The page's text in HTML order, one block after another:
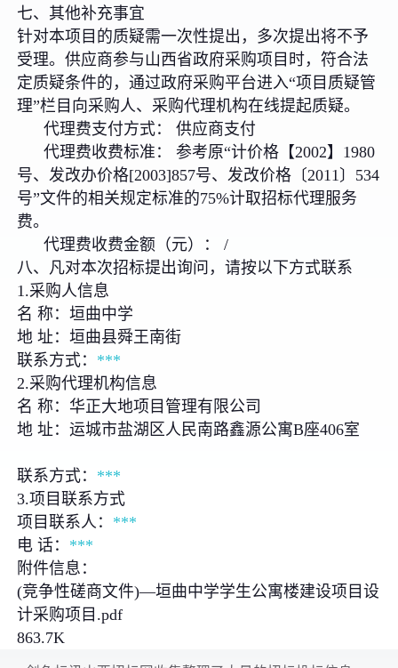
七、其他补充事宜
针对本项目的质疑需一次性提出，多次提出将不予
受理。供应商参与山西省政府采购项目时，符合法
定质疑条件的，通过政府采购平台进入“项目质疑管
理”栏目向采购人、采购代理机构在线提起质疑。
代理费支付方式： 供应商支付
代理费收费标准： 参考原“计价格【2002】1980
号、发改办价格[2003]857号、发改价格〔2011〕534
号”文件的相关规定标准的75%计取招标代理服务
费。
代理费收费金额（元）： /
八、凡对本次招标提出询问，请按以下方式联系
1.采购人信息
名 称：垣曲中学
地 址：垣曲县舜王南街
联系方式： ***
2.采购代理机构信息
名 称：华正大地项目管理有限公司
地 址：运城市盐湖区人民南路鑫源公寓B座406室
联系方式： ***
3.项目联系方式
项目联系人： ***
电 话： ***
附件信息：
(竞争性磋商文件)—垣曲中学学生公寓楼建设项目设
计采购项目.pdf
863.7K